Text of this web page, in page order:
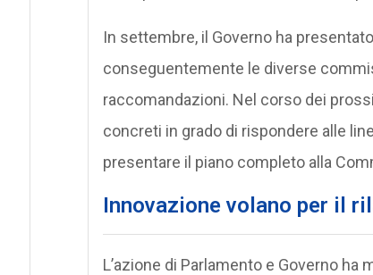
In settembre, il Governo ha
conseguentemente le diverse
raccomandazioni. Nel corso dei
concreti in grado di rispondere alle
presentare il piano completo alla
Innovazione volano per il
L’azione di Parlamento e Governo